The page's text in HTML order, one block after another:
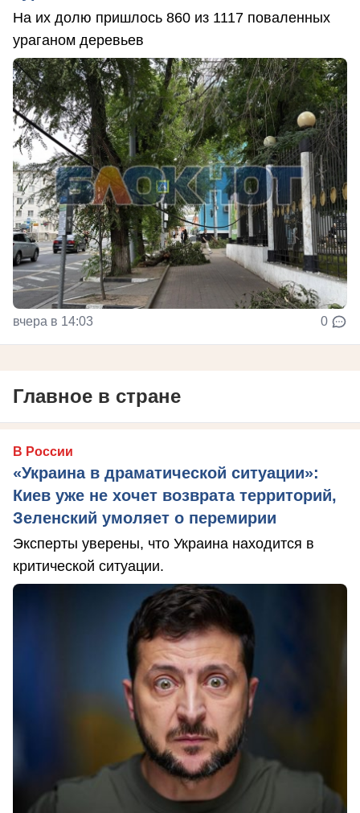
На их долю пришлось 860 из 1117 поваленных
ураганом деревьев
вчера в 14:03 0
Главное в стране
В России
«Украина в драматической ситуации»:
Киев уже не хочет возврата территорий,
Зеленский умоляет о перемирии
Эксперты уверены, что Украина находится в
критической ситуации.